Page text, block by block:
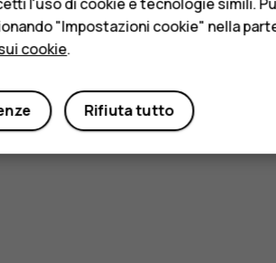
"Impostazioni cookie" nella
cookie.
Rifiuta tutto